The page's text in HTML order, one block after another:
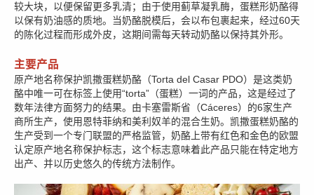
较大块，以便保留更多乳清；由于使用蓟草凝乳酶，蛋糕形奶酪得
以保有奶油感的质地。当奶酪脱模后，会以布包裹起来，经过60天
的陈化过程而形成外皮，这期间需每天转动奶酪以保持其外形。
主要产品
原产地名称保护凯撒蛋糕奶酪（Torta del Casar PDO）是这类奶
酪中唯一可在标签上使用“torta”（蛋糕）一词的产品，这是经过了
数年法律方面努力的结果。由卡塞雷斯省（Cáceres）的6家生产
商所生产，使用恩特菲纳和美利奴羊的混合生奶。凯撒蛋糕奶酪的
生产受到一个专门联盟的严格监管，奶酪上带有红色和金色的欧盟
认定原产地名称保护标志，这个标志意味着此产品只能在特定地方
出产、并以历史悠久的传统方法制作。